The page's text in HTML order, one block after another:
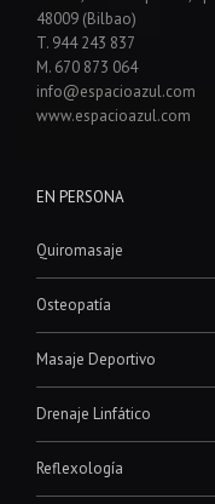
48009 (Bilbao)
T. 944 243 837
M. 670 873 064
info@espacioazul.com
www.espacioazul.com
EN PERSONA
Quiromasaje
Osteopatía
Masaje Deportivo
Drenaje Linfático
Reflexología